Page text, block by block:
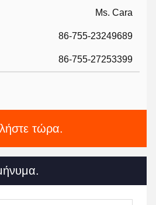
Ms. Cara
86-755-23249689
86-755-27253399
τώρα.